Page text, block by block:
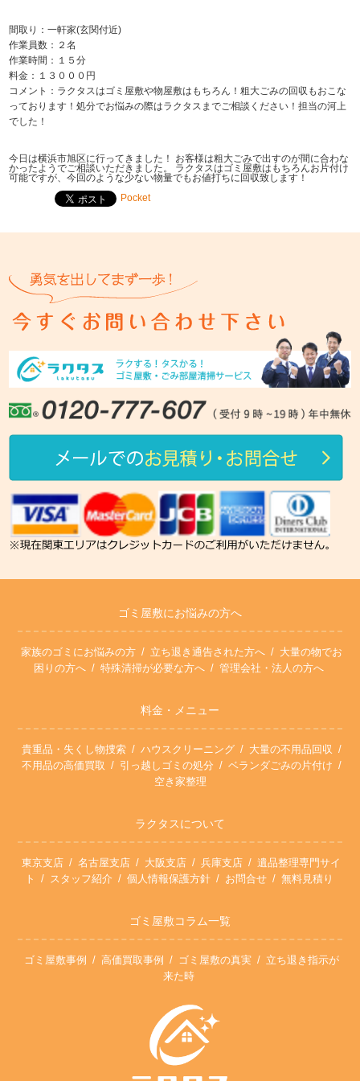
間取り：一軒家(玄関付近)
作業員数：２名
作業時間：１５分
料金：１３０００円
コメント：ラクタスはゴミ屋敷や物屋敷はもちろん！粗大ごみの回収もおこな
っております！処分でお悩みの際はラクタスまでご相談ください！担当の河上
でした！
今日は横浜市旭区に行ってきました！ お客様は粗大ごみで出すのが間に合わな
かったようでご相談いただきました。 ラクタスはゴミ屋敷はもちろんお片付け
可能ですが、今回のような少ない物量でもお値打ちに回収致します！
Pocket
ゴミ屋敷にお悩みの方へ
家族のゴミにお悩みの方 立ち退き通告された方へ
大量の物でお
困りの方へ
特殊清掃が必要な方へ 管理会社・法人の方へ
料金・メニュー
貴重品・失くし物捜索 ハウスクリーニング
大量の不用品回収
不用品の高価買取
引っ越しゴミの処分
ベランダごみの片付け
空き家整理
ラクタスについて
東京支店 名古屋支店 大阪支店 兵庫支店
遺品整理専門サイ
ト
スタッフ紹介 個人情報保護方針 お問合せ 無料見積り
ゴミ屋敷コラム一覧
ゴミ屋敷事例 高価買取事例 ゴミ屋敷の真実
立ち退き指示が
来た時